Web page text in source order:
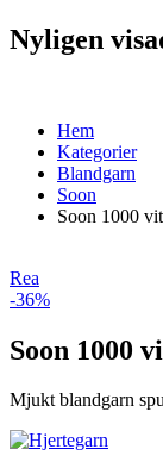
Nyligen
Hem
Kategorier
Blandgarn
Soon
Soon 1000 vit
Rea
-36%
Soon 1000
Mjukt blandgarn